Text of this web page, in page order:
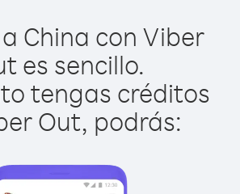
China con Viber
es sencillo.
tengas créditos
Out, podrás: